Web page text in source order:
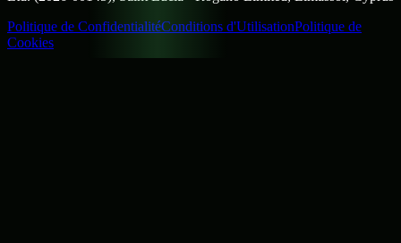
Politique de ConfidentialitéConditions d'UtilisationPolitique de
Cookies